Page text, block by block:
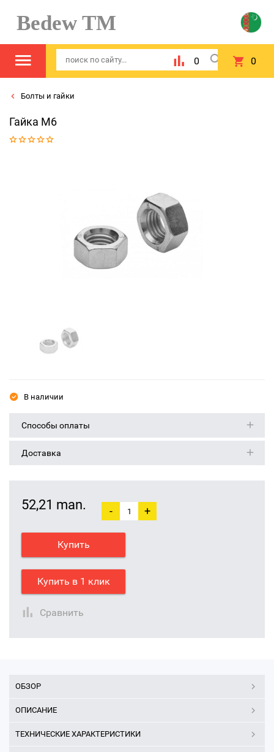
Bedew TM
0 0
Болты и гайки
Гайка M6
В наличии
Способы оплаты
Доставка
52,21 man. - +
Купить
Купить в 1 клик
Сравнить
ОБЗОР
ОПИСАНИЕ
ТЕХНИЧЕСКИЕ ХАРАКТЕРИСТИКИ